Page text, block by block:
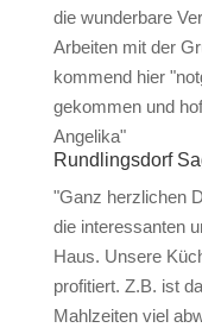
die wunderbare
Arbeiten mit der
kommend hier
gekommen und
Angelika"
Rundlingsdorf
"Ganz herzlichen
die interessanten
Haus. Unsere
profitiert. Z.B. ist
Mahlzeiten viel